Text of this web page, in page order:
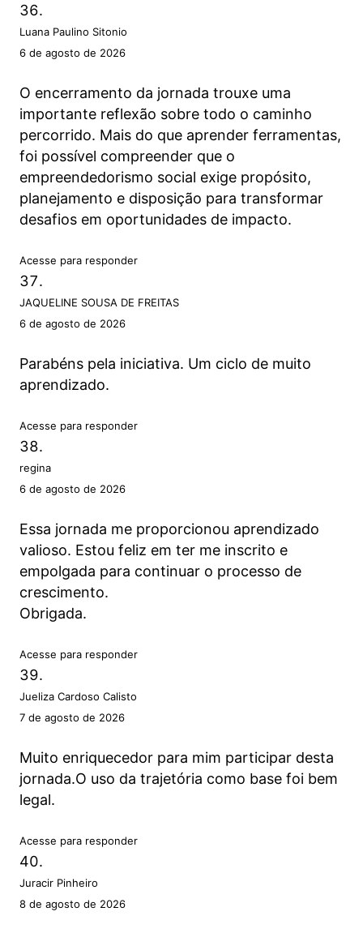
Luana Paulino Sitonio
6 de agosto de 2026
O encerramento da jornada trouxe uma
importante reflexão sobre todo o caminho
percorrido. Mais do que aprender ferramentas,
foi possível compreender que o
empreendedorismo social exige propósito,
planejamento e disposição para transformar
desafios em oportunidades de impacto.
Acesse para responder
JAQUELINE SOUSA DE FREITAS
6 de agosto de 2026
Parabéns pela iniciativa. Um ciclo de muito
aprendizado.
Acesse para responder
regina
6 de agosto de 2026
Essa jornada me proporcionou aprendizado
valioso. Estou feliz em ter me inscrito e
empolgada para continuar o processo de
crescimento.
Obrigada.
Acesse para responder
Jueliza Cardoso Calisto
7 de agosto de 2026
Muito enriquecedor para mim participar desta
jornada.O uso da trajetória como base foi bem
legal.
Acesse para responder
Juracir Pinheiro
8 de agosto de 2026